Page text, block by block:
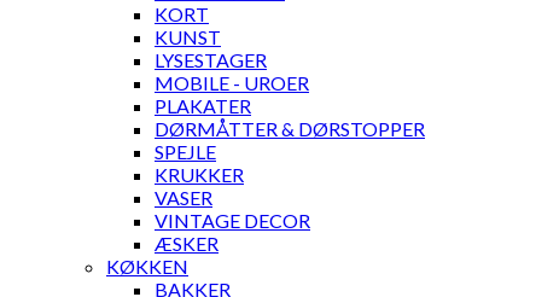
KORT
KUNST
LYSESTAGER
MOBILE - UROER
PLAKATER
DØRMÅTTER & DØRSTOPPER
SPEJLE
KRUKKER
VASER
VINTAGE DECOR
ÆSKER
KØKKEN
BAKKER